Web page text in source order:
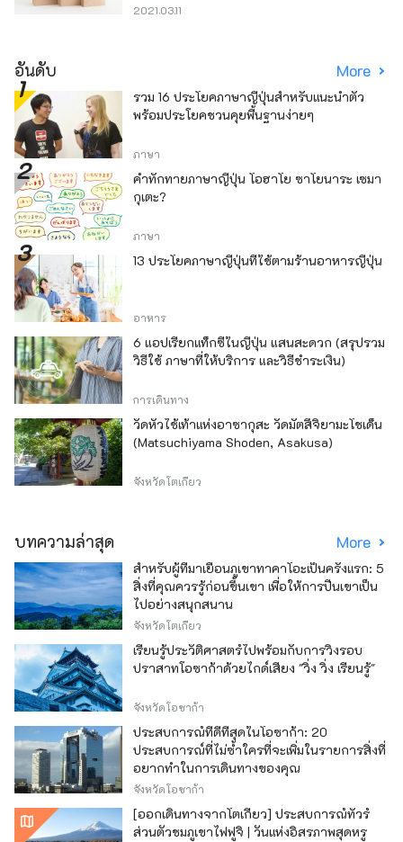
2021.03.11
อันดับ More
รวม 16 ประโยคภาษาญี่ปุ่นสำหรับแนะนำตัว
พร้อมประโยคชวนคุยพื้นฐานง่ายๆ
ภาษา
คำทักทายภาษาญี่ปุ่น โอฮาโย ซาโยนาระ เซมา
กุเตะ?
ภาษา
13 ประโยคภาษาญี่ปุ่นที่ใช้ตามร้านอาหารญี่ปุ่น
อาหาร
6 แอปเรียกแท็กซี่ในญี่ปุ่น แสนสะดวก (สรุปรวม
วิธีใช้ ภาษาที่ให้บริการ และวิธีชำระเงิน)
การเดินทาง
วัดหัวไช้เท้าแห่งอาซากุสะ วัดมัตสึจิยามะโชเด็น
(Matsuchiyama Shoden, Asakusa)
จังหวัดโตเกียว
บทความล่าสุด More
สำหรับผู้ที่มาเยือนภูเขาทาคาโอะเป็นครั้งแรก: 5
สิ่งที่คุณควรรู้ก่อนขึ้นเขา เพื่อให้การปีนเขาเป็น
ไปอย่างสนุกสนาน
จังหวัดโตเกียว
เรียนรู้ประวัติศาสตร์ไปพร้อมกับการวิ่งรอบ
ปราสาทโอซาก้าด้วยไกด์เสียง "วิ่ง วิ่ง เรียนรู้"
จังหวัดโอซาก้า
ประสบการณ์ที่ดีที่สุดในโอซาก้า: 20
ประสบการณ์ที่ไม่ซ้ำใครที่จะเพิ่มในรายการสิ่งที่
อยากทำในการเดินทางของคุณ
จังหวัดโอซาก้า
[ออกเดินทางจากโตเกียว] ประสบการณ์ทัวร์
ส่วนตัวชมภูเขาไฟฟูจิ | วันแห่งอิสรภาพสุดหรู